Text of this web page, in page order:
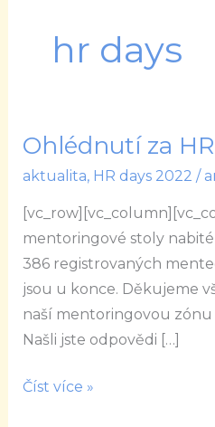
hr days
Ohlédnutí za
aktualita, HR days 2022 /
mentoringové stoly
386 registrovaných
jsou u konce. Děkujeme
naší mentoringovou zónu
Našli jste odpovědi […]
Ohlédnutí
za
Days
2022
Číst více »